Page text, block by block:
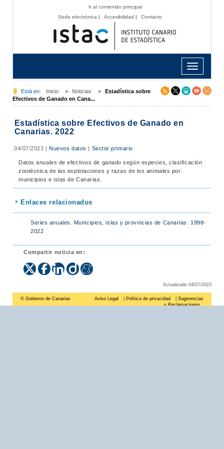
Ir al contenido principal
Sede electrónica | Accesibilidad | Contacto
Toggle
navigation
Está en: Inicio > Noticias >
Estadística sobre
Efectivos de Ganado en Cana...
Estadística sobre Efectivos de Ganado en
Canarias. 2022
04/07/2023 |Nuevos datos | Sector primario
Datos anuales de efectivos de ganado según especies, clasificación
zootécnica de las explotaciones y razas de los animales por
municipios e islas de Canarias.
Enlaces relacionados
Series anuales. Municipios, islas y provincias de Canarias. 1998-
2022
Compartir noticia en:
Actualizado 04/07/2023
© Gobierno de Canarias Aviso Legal Política de privacidad
Sugerencias
y Reclamaciones